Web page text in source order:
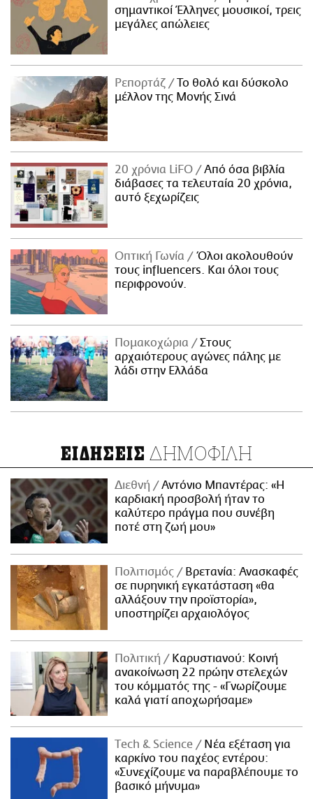
σημαντικοί Έλληνες μουσικοί, τρεις
μεγάλες απώλειες
Ρεπορτάζ
Το θολό και δύσκολο
μέλλον της Μονής Σινά
20 χρόνια LiFO
Από όσα βιβλία
διάβασες τα τελευταία 20 χρόνια,
αυτό ξεχωρίζεις
Οπτική Γωνία
Όλοι ακολουθούν
τους influencers. Και όλοι τους
περιφρονούν.
Πομακοχώρια
Στους
αρχαιότερους αγώνες πάλης με
λάδι στην Ελλάδα
ΕΙΔΗΣΕΙΣ ΔΗΜΟΦΙΛΗ
Διεθνή
Αντόνιο Μπαντέρας: «Η
καρδιακή προσβολή ήταν το
καλύτερο πράγμα που συνέβη
ποτέ στη ζωή μου»
Πολιτισμός
Βρετανία: Ανασκαφές
σε πυρηνική εγκατάσταση «θα
αλλάξουν την προϊστορία»,
υποστηρίζει αρχαιολόγος
Πολιτική
Καρυστιανού: Κοινή
ανακοίνωση 22 πρώην στελεχών
του κόμματός της - «Γνωρίζουμε
καλά γιατί αποχωρήσαμε»
Τech & Science
Νέα εξέταση για
καρκίνο του παχέος εντέρου:
«Συνεχίζουμε να παραβλέπουμε το
βασικό μήνυμα»